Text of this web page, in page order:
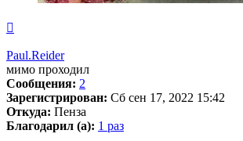
началу
Paul.Reider
мимо проходил
Сообщения: 2
Зарегистрирован: Сб сен 17, 2022 15:42
Откуда: Пенза
Благодарил (а): 1 раз